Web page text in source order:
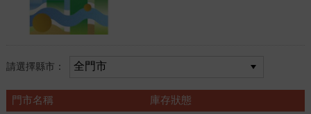
請選擇縣市：
門市名稱 庫存狀態